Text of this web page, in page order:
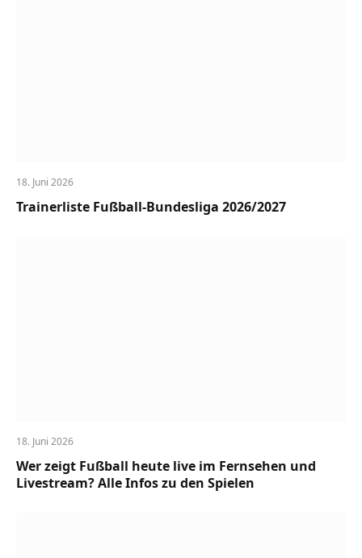
18. Juni 2026
Trainerliste Fußball-Bundesliga 2026/2027
18. Juni 2026
Wer zeigt Fußball heute live im Fernsehen und
Livestream? Alle Infos zu den Spielen